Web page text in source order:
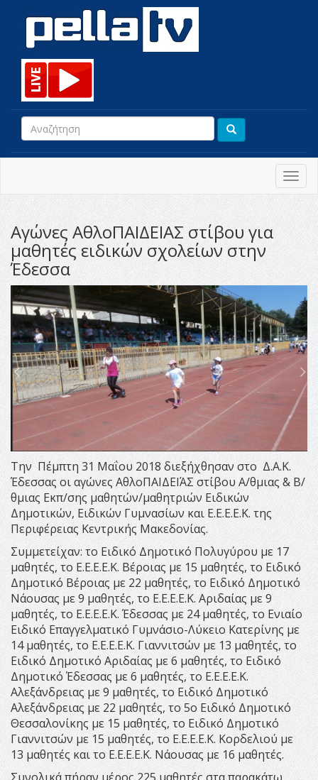
Αγώνες ΑθλοΠΑΙΔΕΙΑΣ στίβου για
μαθητές ειδικών σχολείων στην
Έδεσσα
Την Πέμπτη 31 Μαΐου 2018 διεξήχθησαν στο Δ.Α.Κ.
Έδεσσας οι αγώνες ΑθλοΠΑΙΔΕΙΆΣ στίβου Α/θμιας & Β/
θμιας Εκπ/σης μαθητών/μαθητριών Ειδικών
Δημοτικών, Ειδικών Γυμνασίων και Ε.Ε.Ε.Ε.Κ. της
Περιφέρειας Κεντρικής Μακεδονίας.
Συμμετείχαν: το Ειδικό Δημοτικό Πολυγύρου με 17
μαθητές, το Ε.Ε.Ε.Ε.Κ. Βέροιας με 15 μαθητές, το Ειδικό
Δημοτικό Βέροιας με 22 μαθητές, το Ειδικό Δημοτικό
Νάουσας με 9 μαθητές, το Ε.Ε.Ε.Ε.Κ. Αριδαίας με 9
μαθητές, το Ε.Ε.Ε.Ε.Κ. Έδεσσας με 24 μαθητές, το Ενιαίο
Ειδικό Επαγγελματικό Γυμνάσιο-Λύκειο Κατερίνης με
14 μαθητές, το Ε.Ε.Ε.Ε.Κ. Γιαννιτσών με 13 μαθητές, το
Ειδικό Δημοτικό Αριδαίας με 6 μαθητές, το Ειδικό
Δημοτικό Έδεσσας με 6 μαθητές, το Ε.Ε.Ε.Ε.Κ.
Αλεξάνδρειας με 9 μαθητές, το Ειδικό Δημοτικό
Αλεξάνδρειας με 22 μαθητές, το 5ο Ειδικό Δημοτικό
Θεσσαλονίκης με 15 μαθητές, το Ειδικό Δημοτικό
Γιαννιτσών με 15 μαθητές, το Ε.Ε.Ε.Ε.Κ. Κορδελιού με
13 μαθητές και το Ε.Ε.Ε.Ε.Κ. Νάουσας με 16 μαθητές.